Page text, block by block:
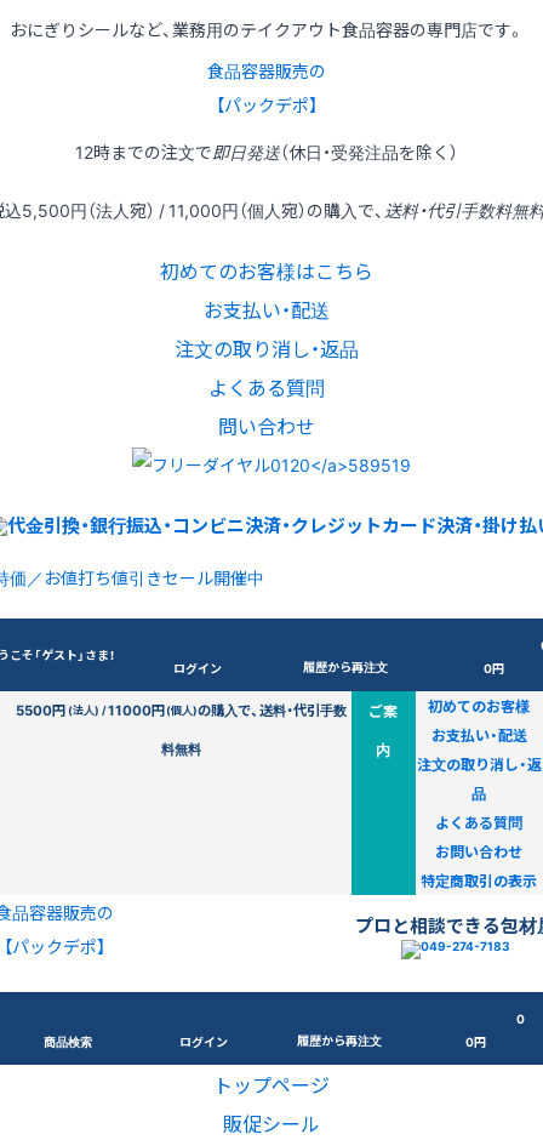
おにぎりシールなど、業務用のテイクアウト食品容器の専門店です。
食品容器販売の
【パックデポ】
12時までの注文で即日発送（休日・受発注品を除く）
込5,500円（法人宛） / 11,000円（個人宛）の購入で、 送料・代引手数料無
初めてのお客様はこちら
お支払い・配送
注文の取り消し・返品
よくある質問
問い合わせ
価／お値打ち値引きセール開催中
こそ「ゲスト」さま！
ログイン 履歴から再注文
0円
5500円(法人) /11000円(個人)の購入で、送料・代引手数
料無料
ご案
内
初めてのお客様
お支払い・配送
注文の取り消し・返
品
よくある質問
お問い合わせ
特定商取引の表示
品容器販売の
【パックデポ】
プロと相談できる包材
商品検索 ログイン 履歴から再注文
0
0円
トップページ
販促シール